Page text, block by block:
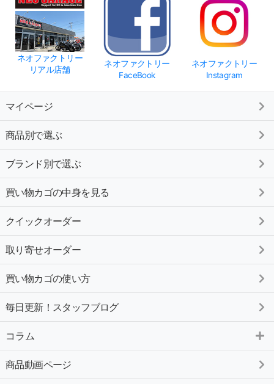
ネオファクトリー
リアル店舗
ネオファクトリー
FaceBook
ネオファクトリー
Instagram
マイページ
商品別で選ぶ
ブランド別で選ぶ
買い物カゴの中身を見る
クイックオーダー
取り寄せオーダー
買い物カゴの使い方
毎日更新！スタッフブログ
コラム
商品動画ページ